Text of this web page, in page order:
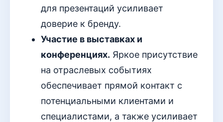
для презентаций усиливает
доверие к бренду.
Участие в выставках и
конференциях. Яркое присутствие
на отраслевых событиях
обеспечивает прямой контакт с
потенциальными клиентами и
специалистами, а также усиливает